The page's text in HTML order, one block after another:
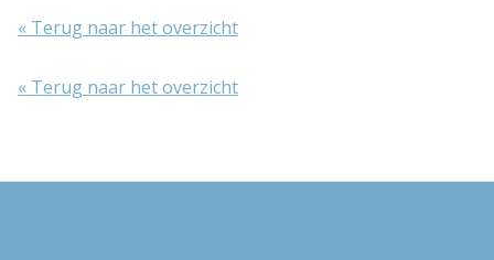
« Terug naar het overzicht
« Terug naar het overzicht